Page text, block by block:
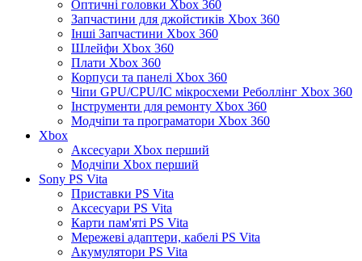
Оптичні головки Xbox 360
Запчастини для джойстиків Xbox 360
Інші Запчастини Xbox 360
Шлейфи Xbox 360
Плати Xbox 360
Корпуси та панелі Xbox 360
Чіпи GPU/CPU/IC мікросхеми Реболлінг Xbox 360
Інструменти для ремонту Xbox 360
Модчіпи та програматори Xbox 360
Xbox
Аксесуари Xbox перший
Модчіпи Xbox перший
Sony PS Vita
Приставки PS Vita
Аксесуари PS Vita
Карти пам'яті PS Vita
Мережеві адаптери, кабелі PS Vita
Акумулятори PS Vita